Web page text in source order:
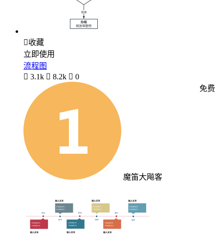
收藏
立即使用
流程图
 3.1k  8.2k  0
魔笛大飚客
免费